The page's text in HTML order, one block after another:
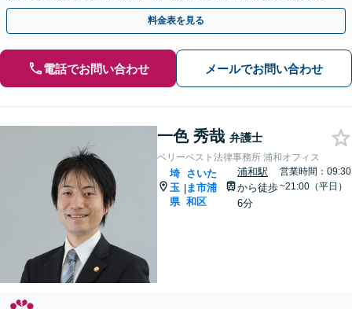
す。【電話相談可】【休日・夜間対応】
料金表を見る
電話でお問い合わせ メールでお問い合わせ
一色 秀哉 弁護士
ベリーベスト法律事務所 浦和オフィス
埼
玉
県
|
さいた
ま市浦
和区
浦和駅
から徒歩
6分
営業時間：09:30
~21:00（平日）